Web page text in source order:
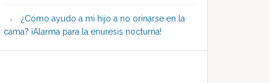
¿Cómo ayudo a mi hijo a no orinarse en la
cama? ¡Alarma para la enuresis nocturna!